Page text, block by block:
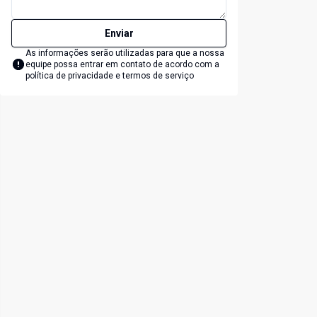
Enviar
As informações serão utilizadas para que a nossa
equipe possa entrar em contato de acordo com a
política de privacidade e termos de serviço